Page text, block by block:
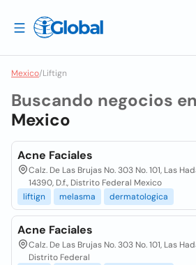
Mexico/Liftign
Buscando negocios en
Mexico
Acne Faciales
Calz. De Las Brujas No. 303 No. 101, Las
14390, D.f., Distrito Federal Mexico
liftign
melasma dermatologica
Acne Faciales
Calz. De Las Brujas No. 303 No. 101, Las
Distrito Federal